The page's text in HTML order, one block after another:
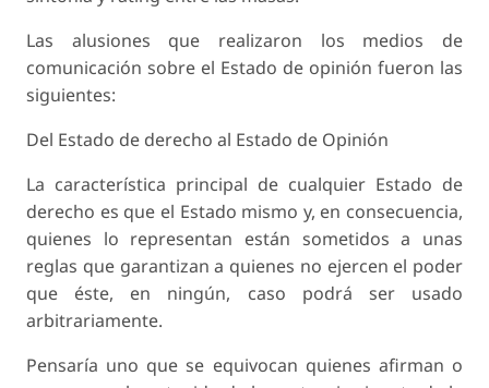
Las alusiones que realizaron los medios de
comunicación sobre el Estado de opinión fueron las
siguientes:
Del Estado de derecho al Estado de Opinión
La característica principal de cualquier Estado de
derecho es que el Estado mismo y, en consecuencia,
quienes lo representan están sometidos a unas
reglas que garantizan a quienes no ejercen el poder
que éste, en ningún, caso podrá ser usado
arbitrariamente.
Pensaría uno que se equivocan quienes afirman o